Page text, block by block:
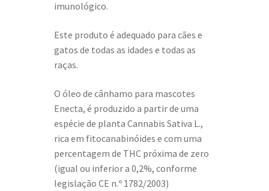
imunológico.
Este produto é adequado para cães e
gatos de todas as idades e todas as
raças.
O óleo de cânhamo para mascotes
Enecta, é produzido a partir de uma
espécie de planta Cannabis Sativa L.,
rica em fitocanabinóides e com uma
percentagem de THC próxima de zero
(igual ou inferior a 0,2%, conforme
legislação CE n.º 1782/2003)